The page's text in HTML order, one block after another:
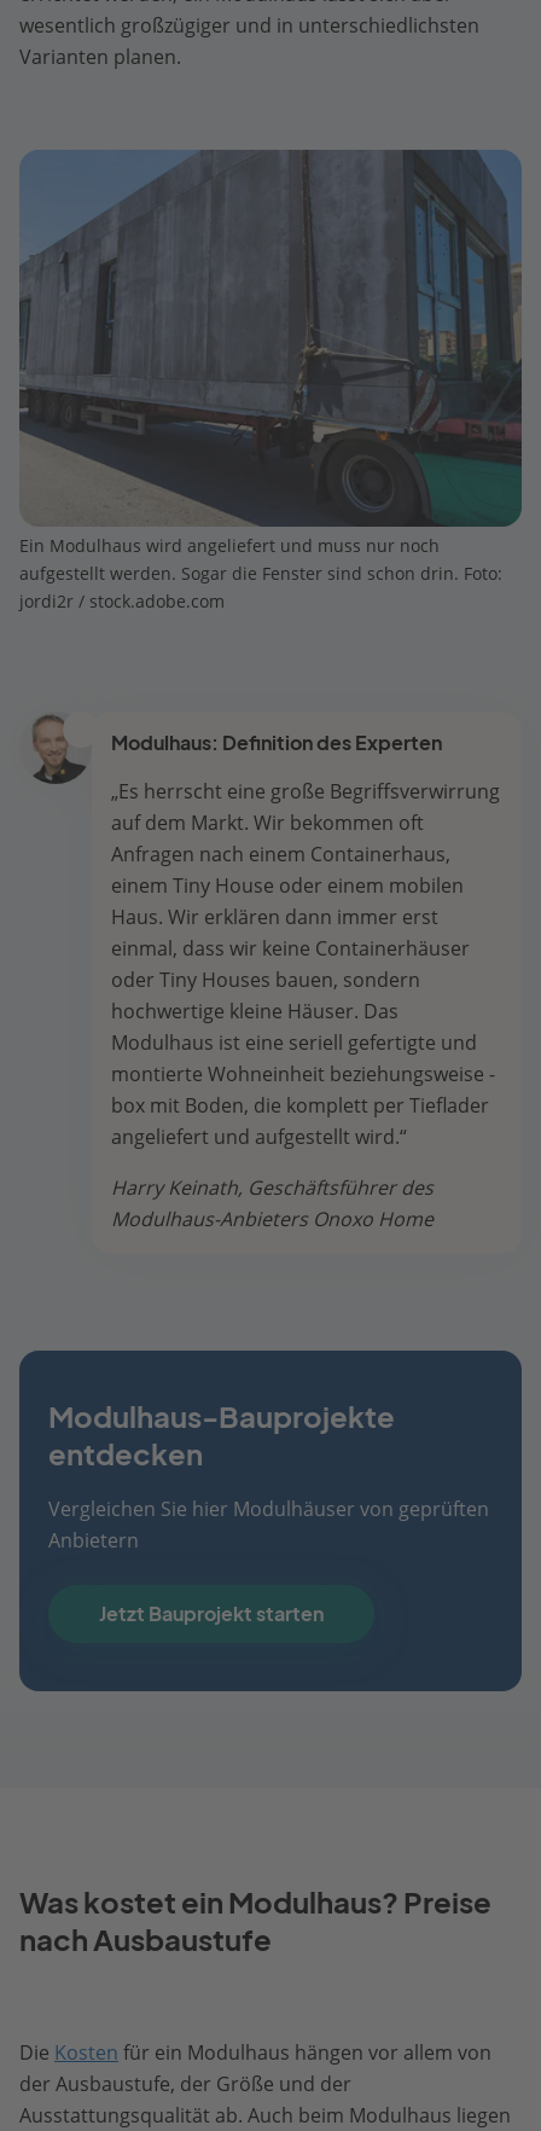
wesentlich großzügiger und in unterschiedlichsten
Varianten planen.
Ein Modulhaus wird angeliefert und muss nur noch
aufgestellt werden. Sogar die Fenster sind schon drin. Foto:
jordi2r / stock.adobe.com
Modulhaus: Definition des Experten
„Es herrscht eine große Begriffsverwirrung
auf dem Markt. Wir bekommen oft
Anfragen nach einem Containerhaus,
einem Tiny House oder einem mobilen
Haus. Wir erklären dann immer erst
einmal, dass wir keine Containerhäuser
oder Tiny Houses bauen, sondern
hochwertige kleine Häuser. Das
Modulhaus ist eine seriell gefertigte und
montierte Wohneinheit beziehungsweise -
box mit Boden, die komplett per Tieflader
angeliefert und aufgestellt wird.“
Harry Keinath, Geschäftsführer des
Modulhaus-Anbieters Onoxo Home
Modulhaus-Bauprojekte
entdecken
Vergleichen Sie hier Modulhäuser von geprüften
Anbietern
Jetzt Bauprojekt starten
Was kostet ein Modulhaus? Preise
nach Ausbaustufe
Die Kosten für ein Modulhaus hängen vor allem von
der Ausbaustufe, der Größe und der
Ausstattungsqualität ab. Auch beim Modulhaus liegen